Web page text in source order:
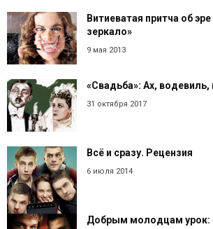
Витиеватая притча об
зеркало»
9 мая 2013
«Свадьба»: Ах,
31 октября 2017
Всё и сразу. Рецензия
6 июля 2014
Добрым молодцам урок: